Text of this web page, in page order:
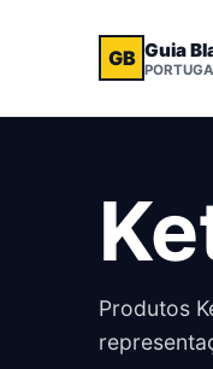
GB Guia
Produtos